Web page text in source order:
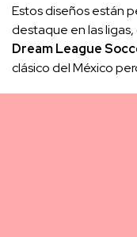
Estos diseños están
destaque en las
Dream League
clásico del México